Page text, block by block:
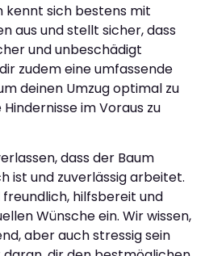
kennt sich bestens mit
aus und stellt sicher, dass
und unbeschädigt
zudem eine umfassende
deinen Umzug optimal zu
im Voraus zu
dass der Baum
ist und zuverlässig arbeitet.
hilfsbereit und
Wünsche ein. Wir wissen,
aber auch stressig sein